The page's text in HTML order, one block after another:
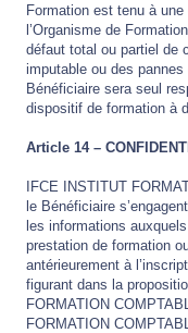
Formation est tenu à
l’Organisme de
défaut total ou partiel de
imputable ou des
Bénéficiaire sera seul
dispositif de formation à
Article 14 –
IFCE INSTITUT
le Bénéficiaire
les informations
prestation de formation
antérieurement à
figurant dans la
FORMATION
FORMATION